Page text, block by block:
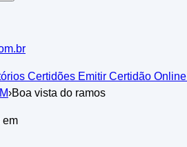
Certidões Emitir Certidão Online
›Boa vista do ramos
em